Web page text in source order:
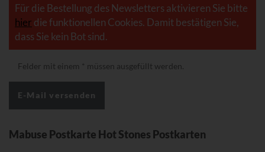
Für die Bestellung des Newsletters aktivieren Sie bitte
hier die funktionellen Cookies. Damit bestätigen Sie,
dass Sie kein Bot sind.
Felder mit einem müssen ausgefüllt werden.
Mabuse Postkarte Hot Stones Postkarten